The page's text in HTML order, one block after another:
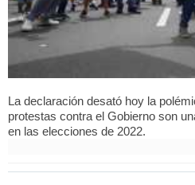
La declaración desató hoy la
protestas contra el Gobierno son
en las elecciones de 2022.